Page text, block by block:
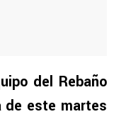
del Rebaño
de este martes